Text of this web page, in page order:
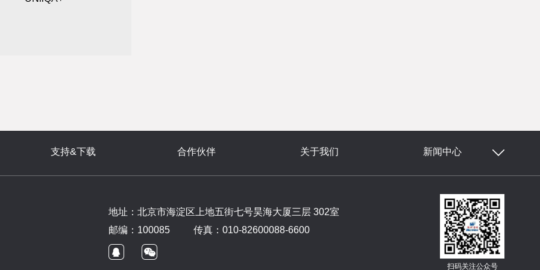
支持&下载 合作伙伴 关于我们 新闻中心
扫码关注公众号
地址：北京市海淀区上地五街七号昊海大厦三层 302室
邮编：100085
传真：010-82600088-6600